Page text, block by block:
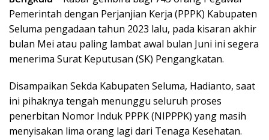
Pemerintah dengan Perjanjian Kerja (PPPK) Kabupaten
Seluma pengadaan tahun 2023 lalu, pada kisaran akhir
bulan Mei atau paling lambat awal bulan Juni ini segera
menerima Surat Keputusan (SK) Pengangkatan.
Disampaikan Sekda Kabupaten Seluma, Hadianto, saat
ini pihaknya tengah menunggu seluruh proses
penerbitan Nomor Induk PPPK (NIPPPK) yang masih
menyisakan lima orang lagi dari Tenaga Kesehatan.